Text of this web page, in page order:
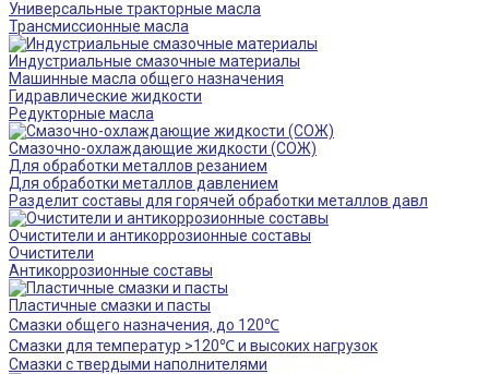
Универсальные тракторные масла
Трансмиссионные масла
Индустриальные смазочные материалы
Машинные масла общего назначения
Гидравлические жидкости
Редукторные масла
Смазочно-охлаждающие жидкости (СОЖ)
Для обработки металлов резанием
Для обработки металлов давлением
Разделит составы для горячей обработки металлов давл
Очистители и антикоррозионные составы
Очистители
Антикоррозионные составы
Пластичные смазки и пасты
Смазки общего назначения, до 120℃
Смазки для температур >120℃ и высоких нагрузок
Смазки с твердыми наполнителями